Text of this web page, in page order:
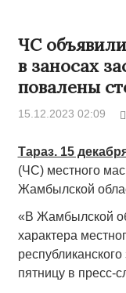
ЧС
в заносах
повалены
15.12.2023 02:09
Тараз. 15
(ЧС) местного
Жамбылской
«В Жамбылской
характера
пятницу в пресс-